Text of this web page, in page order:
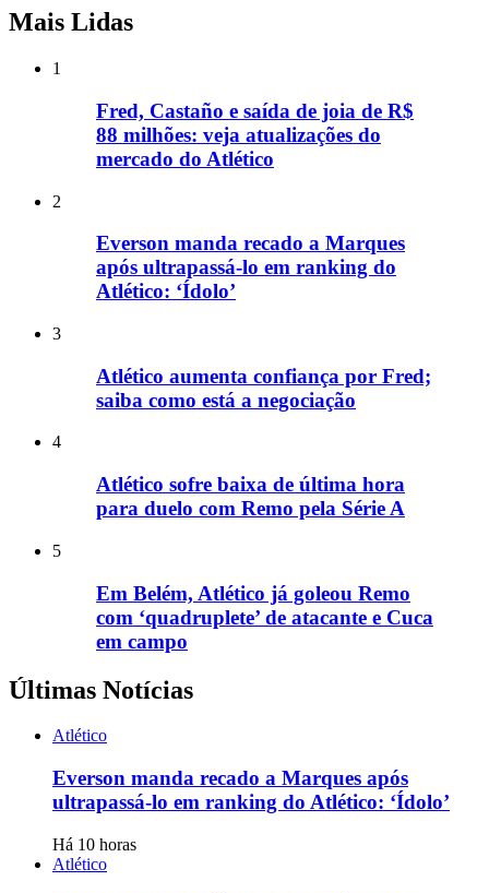
Mais Lidas
1
Fred, Castaño e saída de joia de R$
88 milhões: veja atualizações do
mercado do Atlético
2
Everson manda recado a Marques
após ultrapassá-lo em ranking do
Atlético: ‘Ídolo’
3
Atlético aumenta confiança por Fred;
saiba como está a negociação
4
Atlético sofre baixa de última hora
para duelo com Remo pela Série A
5
Em Belém, Atlético já goleou Remo
com ‘quadruplete’ de atacante e Cuca
em campo
Últimas Notícias
Atlético
Everson manda recado a Marques após
ultrapassá-lo em ranking do Atlético: ‘Ídolo’
Há 10 horas
Atlético